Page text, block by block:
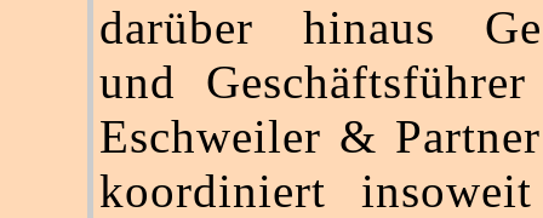
darüber hinaus
und
Eschweiler &
koordiniert